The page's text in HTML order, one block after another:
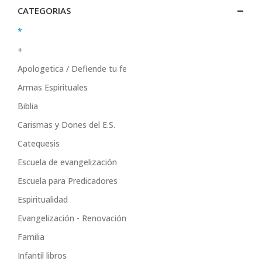
CATEGORIAS
*
+
Apologetica / Defiende tu fe
Armas Espirituales
Biblia
Carismas y Dones del E.S.
Catequesis
Escuela de evangelización
Escuela para Predicadores
Espiritualidad
Evangelización - Renovación
Familia
Infantil libros